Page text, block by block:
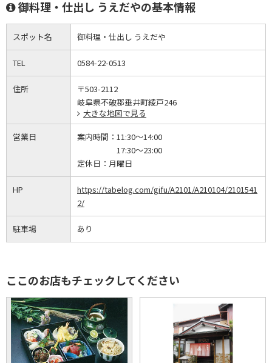
御料理・仕出し うえだやの基本情報
スポット名 御料理・仕出し うえだや
TEL 0584-22-0513
住所
〒503-2112
岐阜県不破郡垂井町綾戸246
大きな地図で見る
営業日 案内時間： 11:30～14:00
17:30～23:00
定休日： 月曜日
HP
https://tabelog.com/gifu/A2101/A210104/2101541
2/
駐車場 あり
ここのお店もチェックしてください